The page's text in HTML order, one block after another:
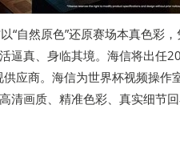
“自然原色”还原赛场本真色彩
逼真、身临其境。海信将出任
应商。海信为世界杯视频操作
清画质、精准色彩、真实细节回